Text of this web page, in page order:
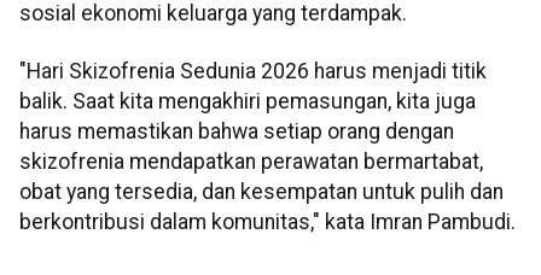
sosial ekonomi keluarga yang terdampak.
"Hari Skizofrenia Sedunia 2026 harus menjadi titik
balik. Saat kita mengakhiri pemasungan, kita juga
harus memastikan bahwa setiap orang dengan
skizofrenia mendapatkan perawatan bermartabat,
obat yang tersedia, dan kesempatan untuk pulih dan
berkontribusi dalam komunitas," kata Imran Pambudi.